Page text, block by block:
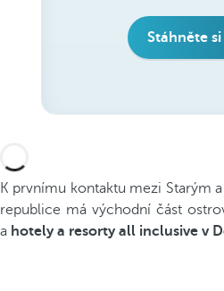
Stáhněte
K prvnímu kontaktu mezi Starým
republice má východní část
a hotely a resorty all inclusive v